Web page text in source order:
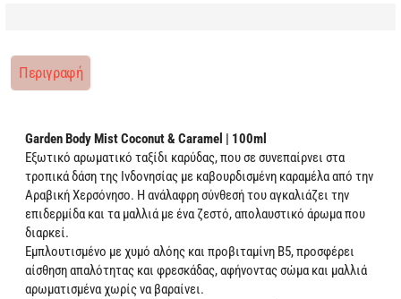
Περιγραφή
Garden Body Mist Coconut & Caramel | 100ml
Εξωτικό αρωματικό ταξίδι καρύδας, που σε συνεπαίρνει στα
τροπικά δάση της Ινδονησίας με καβουρδισμένη καραμέλα από την
Αραβική Χερσόνησο. Η ανάλαφρη σύνθεσή του αγκαλιάζει την
επιδερμίδα και τα μαλλιά με ένα ζεστό, απολαυστικό άρωμα που
διαρκεί.
Εμπλουτισμένο με χυμό αλόης και προβιταμίνη Β5, προσφέρει
αίσθηση απαλότητας και φρεσκάδας, αφήνοντας σώμα και μαλλιά
αρωματισμένα χωρίς να βαραίνει.